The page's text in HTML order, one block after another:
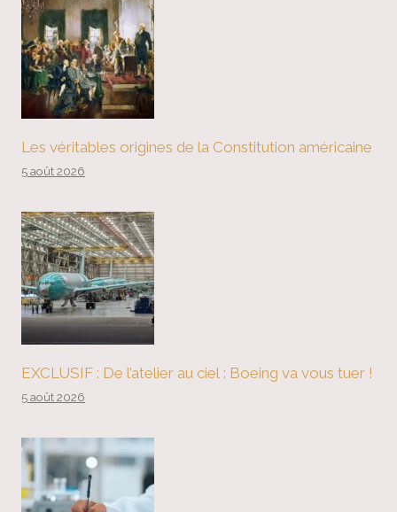
Les véritables origines de la Constitution américaine
5 août 2026
EXCLUSIF : De l’atelier au ciel : Boeing va vous tuer !
5 août 2026